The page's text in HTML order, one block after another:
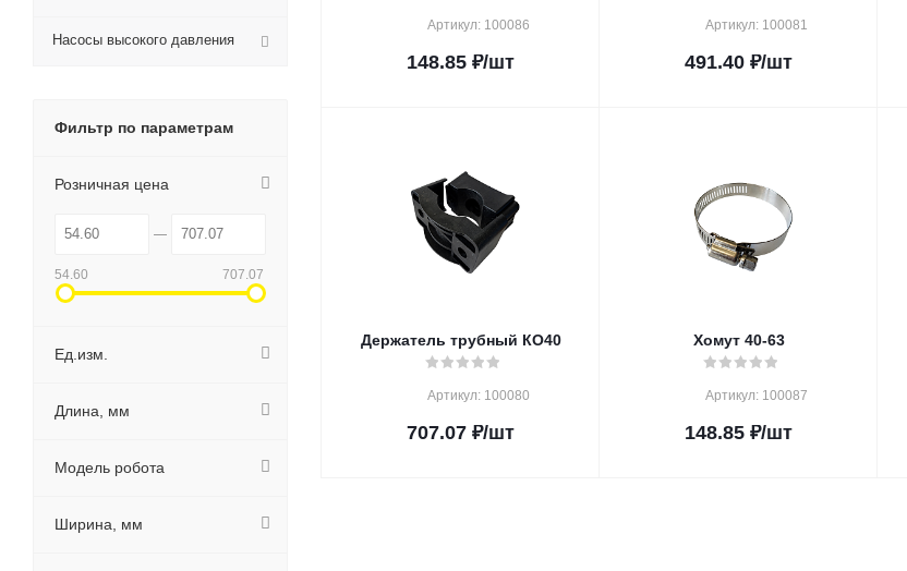
Артикул: 100086
148.85 ₽/шт
Артикул: 100081
491.40 ₽/шт
Держатель трубный КО40
Артикул: 100080
707.07 ₽/шт
Хомут 40-63
Артикул: 100087
148.85 ₽/шт
Насосы высокого давления
Фильтр по параметрам
Розничная цена
54.60 707.07
Ед.изм.
Длина, мм
Модель робота
Ширина, мм